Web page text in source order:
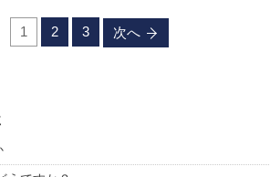
1 2 3 次へ